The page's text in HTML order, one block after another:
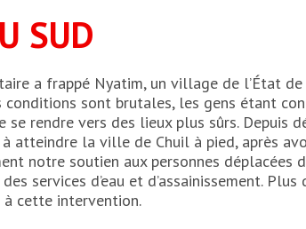
SUD
a frappé Nyatim, un village de l’État
sont brutales, les gens étant
se rendre vers des lieux plus sûrs. Depuis
atteindre la ville de Chuil à pied, après
notre soutien aux personnes
services d’eau et d’assainissement.
cette intervention.